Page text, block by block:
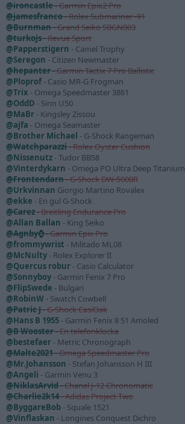
@ironcastle- Garmin Epix2 Pro
@jamesfranco- Rolex Submariner -91
@Burnman- Grand Seiko SBGN003
@turkojs- Revue Sport
@Papperstigern - Camel Trophy
@Seregon - Citizen Newmaster
@hepanter- Garmin Tactix 7 Pro Ballistic
@Ploprof- Casio MR-G Frogman
@Trix - Omega Speedmaster 3861
@OddD - Sinn U50
@MaBr - Kingsley Zissou
@ajfa - Omega Seamaster
@Brother Michael - G-Shock Rangeman
@Watchparazzi- Rolex Oyster Cushion
@Nissenutz - Tudor BB58
@Vinterdykarn - Omega PO Ultra Deep Titanium
@Frontendarn- G-Shock DW-5000R
@Urkvinnan Giorgio Martino Rovalex
@ekke - En gul G-Shock
@Carez- Breitling Endurance Pro
@Allan Ballan - King Seiko
@Agnby⌚- Garmin Epix Pro
@frommywrist - Militado ML08
@McNulty - Rolex Explorer II
@Quercus robur - Casio Calculator
@Sonnyboy - Garmin Fenix 7 Pro
@FlipSwede - Bulgari
@RobinW - Swatch Cowbell
@Patric J- G-Shock CasiOak
@Hans B 1955 - Garmin Fenix 8 51 Amoled
@B Wooster- En telefonklocka
@bestefaer - Metric Chronograph
@Malte2021- Omega Speedmaster Pro
@Mr.Johansson - Stefan Johansson H III
@Angeli - Garmin Venu 3
@NiklasArvid- Chanel J-12 Chronomatic
@Charlie2k14- Adidas Project Two
@ByggareBob - Squale 1521
@Vinflaskan - Longines Conquest Dichro